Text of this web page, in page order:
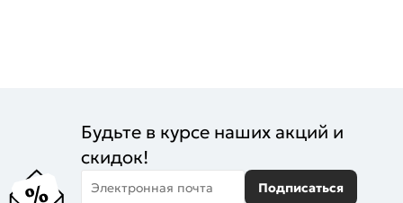
Будьте в курсе наших акций и
скидок!
Электронная почта Подписаться